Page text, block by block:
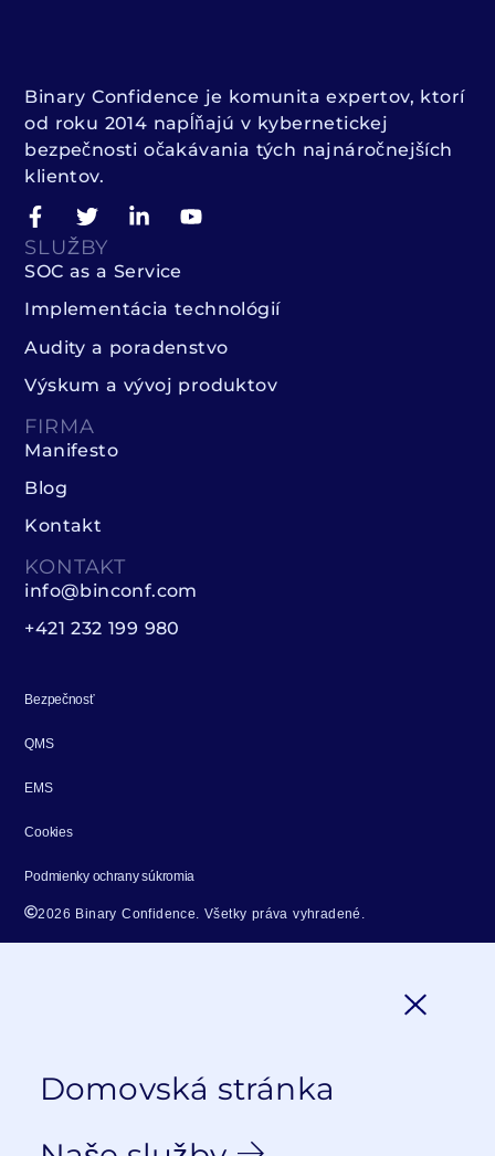
Binary Confidence je komunita expertov, ktorí
od roku 2014 napĺňajú v kybernetickej
bezpečnosti očakávania tých najnáročnejších
klientov.
SLUŽBY
SOC as a Service
Implementácia technológií
Audity a poradenstvo
Výskum a vývoj produktov
FIRMA
Manifesto
Blog
Kontakt
KONTAKT
info@binconf.com
+421 232 199 980
2026 Binary Confidence. Všetky práva vyhradené.
Bezpečnosť
QMS
EMS
Cookies
Podmienky ochrany súkromia
Domovská stránka